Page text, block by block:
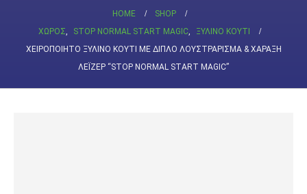
HOME
SHOP
ΧΏΡΟΣ, STOP NORMAL START MAGIC,
ΞΎΛΙΝΟ ΚΟΥΤΊ
ΧΕΙΡΟΠΟΊΗΤΟ ΞΎΛΙΝΟ ΚΟΥΤΊ ΜΕ ΔΙΠΛΌ ΛΟΥΣΤΡΆΡΙΣΜΑ & ΧΆΡΑΞΗ
ΛΈΙΖΕΡ “STOP NORMAL START MAGIC”